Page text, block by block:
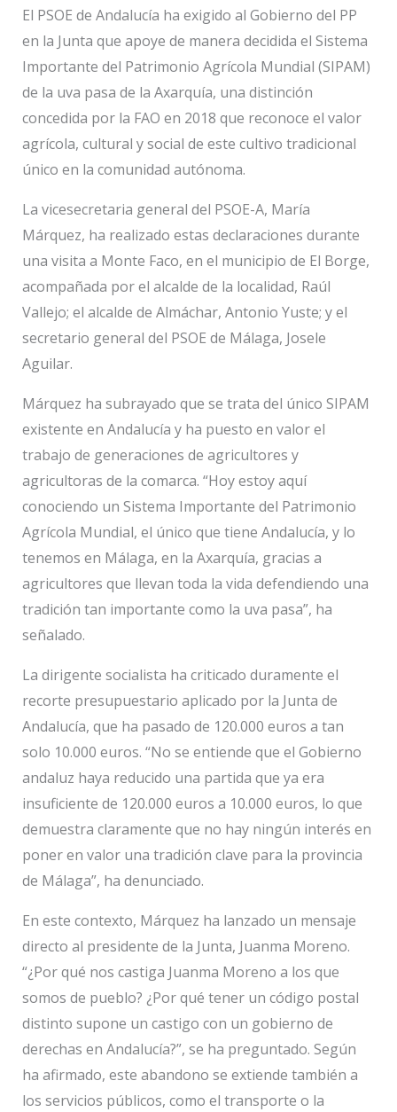
El PSOE de Andalucía ha exigido al Gobierno del PP
en la Junta que apoye de manera decidida el Sistema
Importante del Patrimonio Agrícola Mundial (SIPAM)
de la uva pasa de la Axarquía, una distinción
concedida por la FAO en 2018 que reconoce el valor
agrícola, cultural y social de este cultivo tradicional
único en la comunidad autónoma.
La vicesecretaria general del PSOE-A, María
Márquez, ha realizado estas declaraciones durante
una visita a Monte Faco, en el municipio de El Borge,
acompañada por el alcalde de la localidad, Raúl
Vallejo; el alcalde de Almáchar, Antonio Yuste; y el
secretario general del PSOE de Málaga, Josele
Aguilar.
Márquez ha subrayado que se trata del único SIPAM
existente en Andalucía y ha puesto en valor el
trabajo de generaciones de agricultores y
agricultoras de la comarca. “Hoy estoy aquí
conociendo un Sistema Importante del Patrimonio
Agrícola Mundial, el único que tiene Andalucía, y lo
tenemos en Málaga, en la Axarquía, gracias a
agricultores que llevan toda la vida defendiendo una
tradición tan importante como la uva pasa”, ha
señalado.
La dirigente socialista ha criticado duramente el
recorte presupuestario aplicado por la Junta de
Andalucía, que ha pasado de 120.000 euros a tan
solo 10.000 euros. “No se entiende que el Gobierno
andaluz haya reducido una partida que ya era
insuficiente de 120.000 euros a 10.000 euros, lo que
demuestra claramente que no hay ningún interés en
poner en valor una tradición clave para la provincia
de Málaga”, ha denunciado.
En este contexto, Márquez ha lanzado un mensaje
directo al presidente de la Junta, Juanma Moreno.
“¿Por qué nos castiga Juanma Moreno a los que
somos de pueblo? ¿Por qué tener un código postal
distinto supone un castigo con un gobierno de
derechas en Andalucía?”, se ha preguntado. Según
ha afirmado, este abandono se extiende también a
los servicios públicos, como el transporte o la